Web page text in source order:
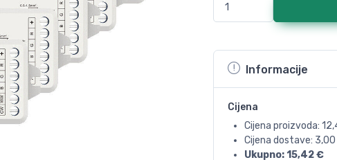
Informacije
Cijena
Cijena proizvoda:
Cijena dostave: 3,00
Ukupno:15,42€